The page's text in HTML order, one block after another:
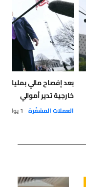
بعد إفصاح مالي
خارجية تدير أموالي
العملات المشفّرة 1 يوليو 2026